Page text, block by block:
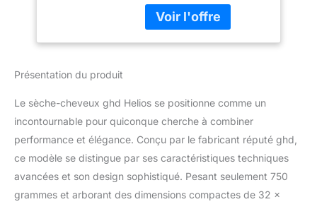
séchage*. Technologie
unique AeroprecisTM :
absolu et des résultats
professionnels. Résultats
doux et brillants :
technologie ionique de
pointe pour réduire les
frisottis et rendre les
cheveux 30% plus
brillants**. Contrôle
Présentation du produit
Le sèche-cheveux ghd Helios se positionne comme un
incontournable pour quiconque cherche à combiner
performance et élégance. Conçu par le fabricant réputé ghd,
ce modèle se distingue par ses caractéristiques techniques
avancées et son design sophistiqué. Pesant seulement 750
grammes et arborant des dimensions compactes de 32 x